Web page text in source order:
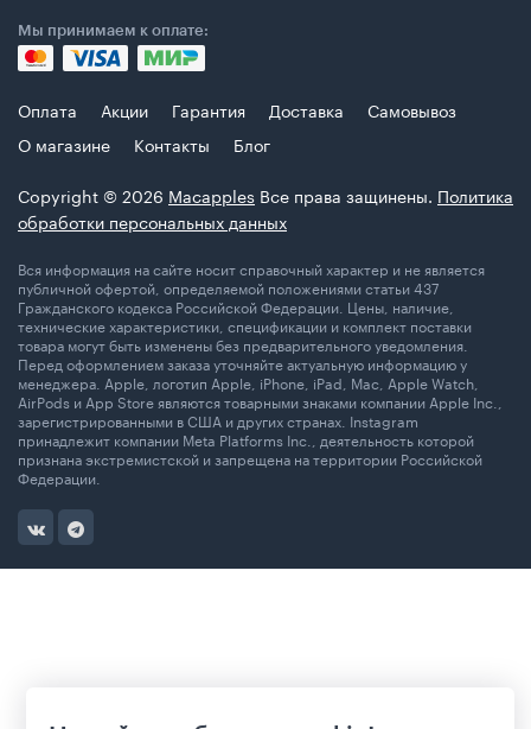
Мы принимаем к оплате:
Оплата Акции Гарантия Доставка
Самовывоз
О магазине
Контакты
Блог
Copyright © 2026 Macapples Все права защинены. Политика
обработки персональных данных
Вся информация на сайте носит справочный характер и не является
публичной офертой, определяемой положениями статьи 437
Гражданского кодекса Российской Федерации. Цены, наличие,
технические характеристики, спецификации и комплект поставки
товара могут быть изменены без предварительного уведомления.
Перед оформлением заказа уточняйте актуальную информацию у
менеджера. Apple, логотип Apple, iPhone, iPad, Mac, Apple Watch,
AirPods и App Store являются товарными знаками компании Apple Inc.,
зарегистрированными в США и других странах. Instagram
принадлежит компании Meta Platforms Inc., деятельность которой
признана экстремистской и запрещена на территории Российской
Федерации.